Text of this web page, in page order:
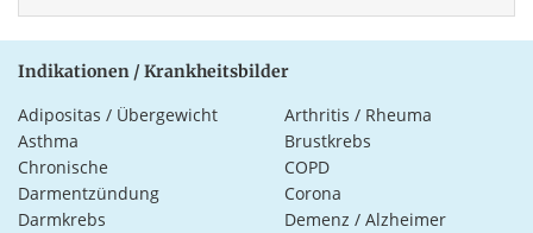
Indikationen / Krankheitsbilder
Adipositas / Übergewicht
Arthritis / Rheuma
Asthma
Brustkrebs
Chronische
Darmentzündung
COPD
Corona
Darmkrebs
Demenz / Alzheimer